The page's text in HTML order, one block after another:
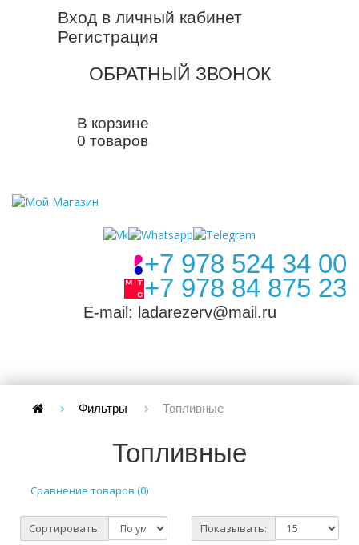
Вход в личный кабинет
Регистрация
ОБРАТНЫЙ ЗВОНОК
В корзине
0 товаров
+7 978 524 34 00
+7 978 84 875 23
E-mail: ladarezerv@mail.ru
Фильтры Топливные
Топливные
Сравнение товаров (0)
Сортировать: Показывать: